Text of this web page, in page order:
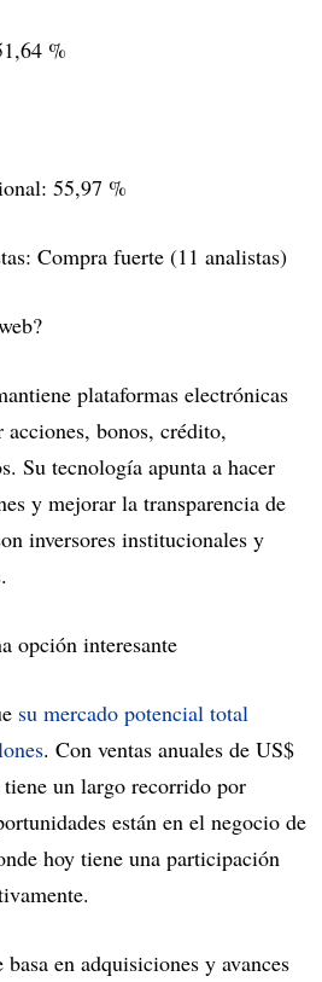
%
55,97 %
Compra fuerte (11 analistas)
plataformas electrónicas
bonos, crédito,
Su tecnología apunta a hacer
y mejorar la transparencia de
inversores institucionales y
opción interesante
su mercado potencial total
. Con ventas anuales de US$
un largo recorrido por
están en el negocio de
hoy tiene una participación
en adquisiciones y avances